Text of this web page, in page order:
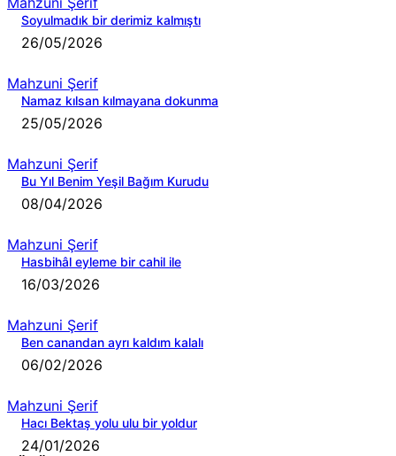
Soyulmadık bir derimiz kalmıştı
26/05/2026
Mahzuni Şerif
Namaz kılsan kılmayana dokunma
25/05/2026
Mahzuni Şerif
Bu Yıl Benim Yeşil Bağım Kurudu
08/04/2026
Mahzuni Şerif
Hasbihâl eyleme bir cahil ile
16/03/2026
Mahzuni Şerif
Ben canandan ayrı kaldım kalalı
06/02/2026
Mahzuni Şerif
Hacı Bektaş yolu ulu bir yoldur
24/01/2026